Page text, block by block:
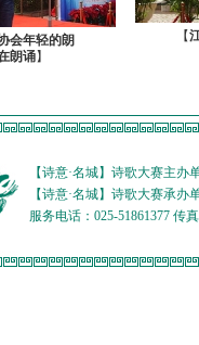
会年轻的朗
朗诵】
【
【诗意·名城】诗歌大赛主
【诗意·名城】诗歌大赛承
服务电话：025-51861377 传